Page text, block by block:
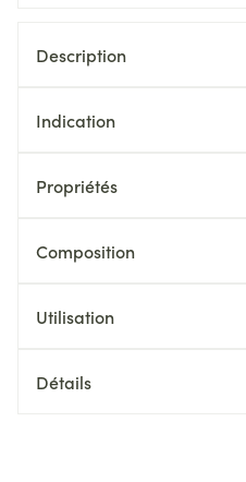
Description
Indication
Propriétés
Composition
Utilisation
Détails